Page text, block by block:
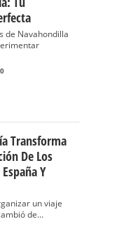
de Navahondilla
0
Transforma
De Los
Y
un viaje
de...